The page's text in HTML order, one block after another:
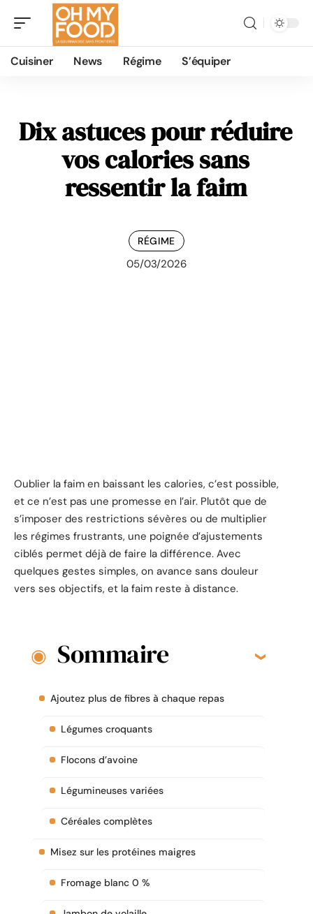
Cuisiner News Régime S’équiper
Dix astuces pour réduire
vos calories sans
ressentir la faim
RÉGIME
05/03/2026
Oublier la faim en baissant les calories, c’est possible,
et ce n’est pas une promesse en l’air. Plutôt que de
s’imposer des restrictions sévères ou de multiplier
les régimes frustrants, une poignée d’ajustements
ciblés permet déjà de faire la différence. Avec
quelques gestes simples, on avance sans douleur
vers ses objectifs, et la faim reste à distance.
Sommaire
Ajoutez plus de fibres à chaque repas
Légumes croquants
Flocons d’avoine
Légumineuses variées
Céréales complètes
Misez sur les protéines maigres
Fromage blanc 0 %